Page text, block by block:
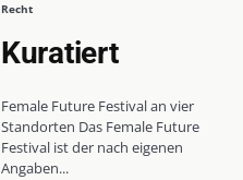
Recht
Kuratiert
Female Future Festival an vier
Standorten Das Female Future
Festival ist der nach eigenen
Angaben...